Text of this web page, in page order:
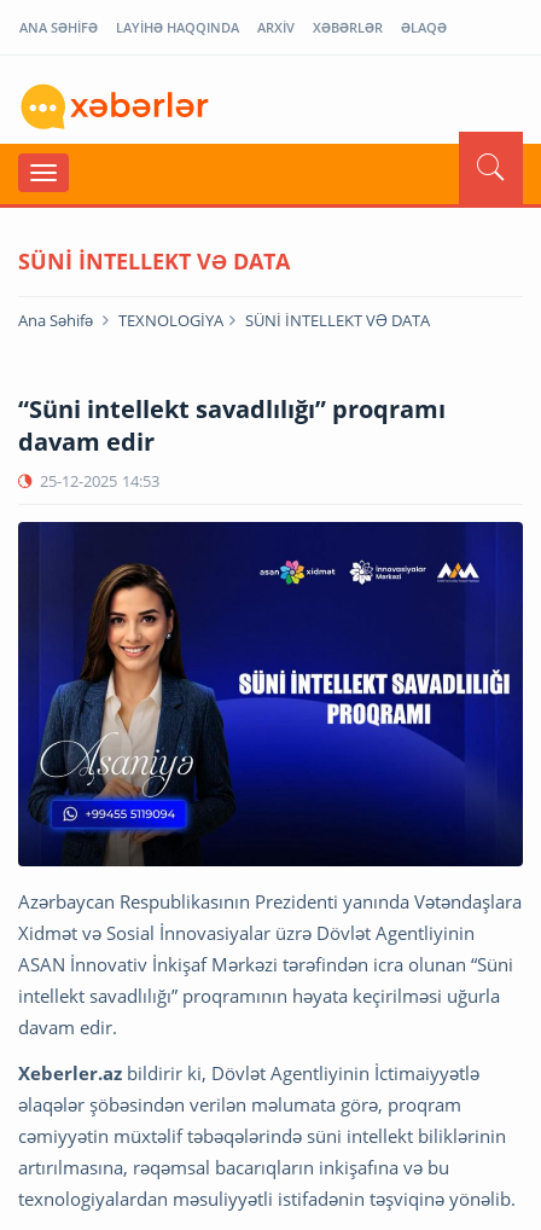
ANA SƏHİFƏ LAYİHƏ HAQQINDA ARXİV XƏBƏRLƏR ƏLAQƏ
SÜNİ İNTELLEKT VƏ DATA
Ana Səhifə TEXNOLOGİYA SÜNİ İNTELLEKT VƏ DATA
“Süni intellekt savadlılığı” proqramı
davam edir
25-12-2025 14:53
Azərbaycan Respublikasının Prezidenti yanında Vətəndaşlara
Xidmət və Sosial İnnovasiyalar üzrə Dövlət Agentliyinin
ASAN İnnovativ İnkişaf Mərkəzi tərəfindən icra olunan “Süni
intellekt savadlılığı” proqramının həyata keçirilməsi uğurla
davam edir.
Xeberler.az bildirir ki, Dövlət Agentliyinin İctimaiyyətlə
əlaqələr şöbəsindən verilən məlumata görə, proqram
cəmiyyətin müxtəlif təbəqələrində süni intellekt biliklərinin
artırılmasına, rəqəmsal bacarıqların inkişafına və bu
texnologiyalardan məsuliyyətli istifadənin təşviqinə yönəlib.